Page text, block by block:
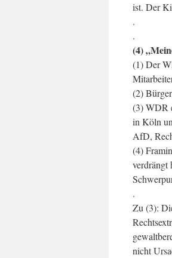
ist. Der
.
.
(4)
(1) Der
(2)
(3) WDR
in Köln
AfD,
(4)
verdrängt
.
Zu (3):
nicht